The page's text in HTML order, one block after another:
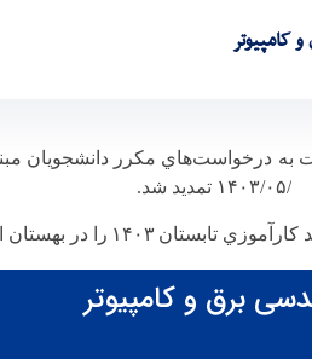
کامپیوتر
به درخواست‌هاي مكرر دانشجويان
تمديد شد.
كارآموزي تابستان ۱۴۰۳ را در بهستان
برق و کامپیوتر